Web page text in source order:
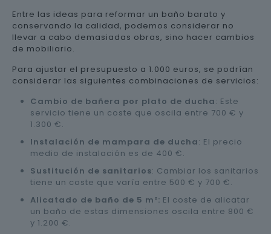
Entre las ideas para reformar un baño barato y
conservando la calidad, podemos considerar no
llevar a cabo demasiadas obras, sino hacer cambios
de mobiliario.
Para ajustar el presupuesto a 1.000 euros, se podrían
considerar las siguientes combinaciones de servicios:
Cambio de bañera por plato de ducha: Este
servicio tiene un coste que oscila entre 700 € y
1.300 €.
Instalación de mampara de ducha: El precio
medio de instalación es de 400 €.
Sustitución de sanitarios: Cambiar los sanitarios
tiene un coste que varía entre 500 € y 700 €.
Alicatado de baño de 5 m²: El coste de alicatar
un baño de estas dimensiones oscila entre 800 €
y 1.200 €.